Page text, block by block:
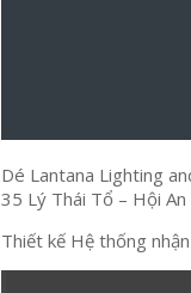
Dé Lantana Lighting
35 Lý Thái Tổ – Hội An
Thiết kế Hệ thống